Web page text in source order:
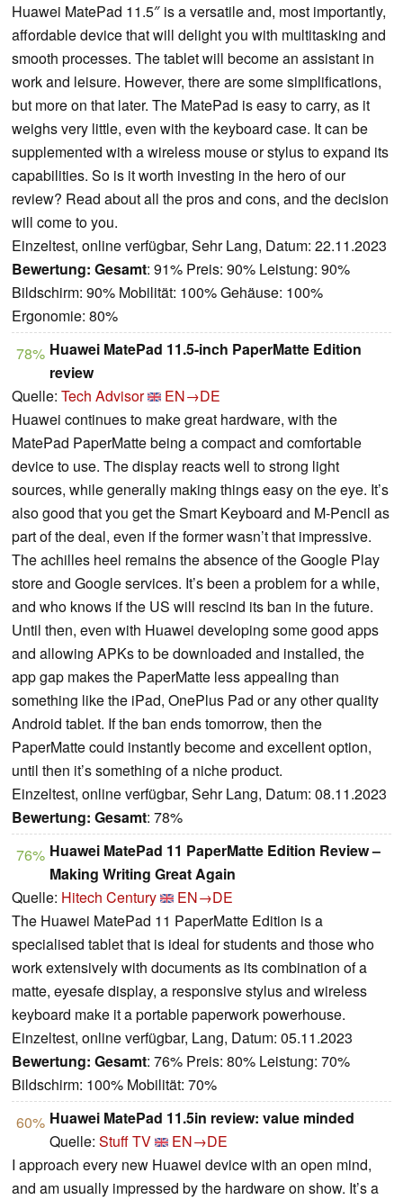
Huawei MatePad 11.5″ is a versatile and, most importantly,
affordable device that will delight you with multitasking and
smooth processes. The tablet will become an assistant in
work and leisure. However, there are some simplifications,
but more on that later. The MatePad is easy to carry, as it
weighs very little, even with the keyboard case. It can be
supplemented with a wireless mouse or stylus to expand its
capabilities. So is it worth investing in the hero of our
review? Read about all the pros and cons, and the decision
will come to you.
Einzeltest, online verfügbar, Sehr Lang, Datum: 22.11.2023
Bewertung: Gesamt: 91% Preis: 90% Leistung: 90%
Bildschirm: 90% Mobilität: 100% Gehäuse: 100%
Ergonomie: 80%
78% Huawei MatePad 11.5-inch PaperMatte Edition
review
Quelle: Tech Advisor
EN→DE
Huawei continues to make great hardware, with the
MatePad PaperMatte being a compact and comfortable
device to use. The display reacts well to strong light
sources, while generally making things easy on the eye. It’s
also good that you get the Smart Keyboard and M-Pencil as
part of the deal, even if the former wasn’t that impressive.
The achilles heel remains the absence of the Google Play
store and Google services. It’s been a problem for a while,
and who knows if the US will rescind its ban in the future.
Until then, even with Huawei developing some good apps
and allowing APKs to be downloaded and installed, the
app gap makes the PaperMatte less appealing than
something like the iPad, OnePlus Pad or any other quality
Android tablet. If the ban ends tomorrow, then the
PaperMatte could instantly become and excellent option,
until then it’s something of a niche product.
Einzeltest, online verfügbar, Sehr Lang, Datum: 08.11.2023
Bewertung: Gesamt: 78%
76% Huawei MatePad 11 PaperMatte Edition Review –
Making Writing Great Again
Quelle: Hitech Century
EN→DE
The Huawei MatePad 11 PaperMatte Edition is a
specialised tablet that is ideal for students and those who
work extensively with documents as its combination of a
matte, eyesafe display, a responsive stylus and wireless
keyboard make it a portable paperwork powerhouse.
Einzeltest, online verfügbar, Lang, Datum: 05.11.2023
Bewertung: Gesamt: 76% Preis: 80% Leistung: 70%
Bildschirm: 100% Mobilität: 70%
60% Huawei MatePad 11.5in review: value minded
Quelle: Stuff TV
EN→DE
I approach every new Huawei device with an open mind,
and am usually impressed by the hardware on show. It’s a